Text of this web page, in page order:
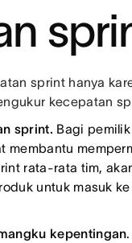
sprint hanya
kecepatan
sprint. Bagi
membantu
rata-rata tim,
untuk masuk
kepentingan